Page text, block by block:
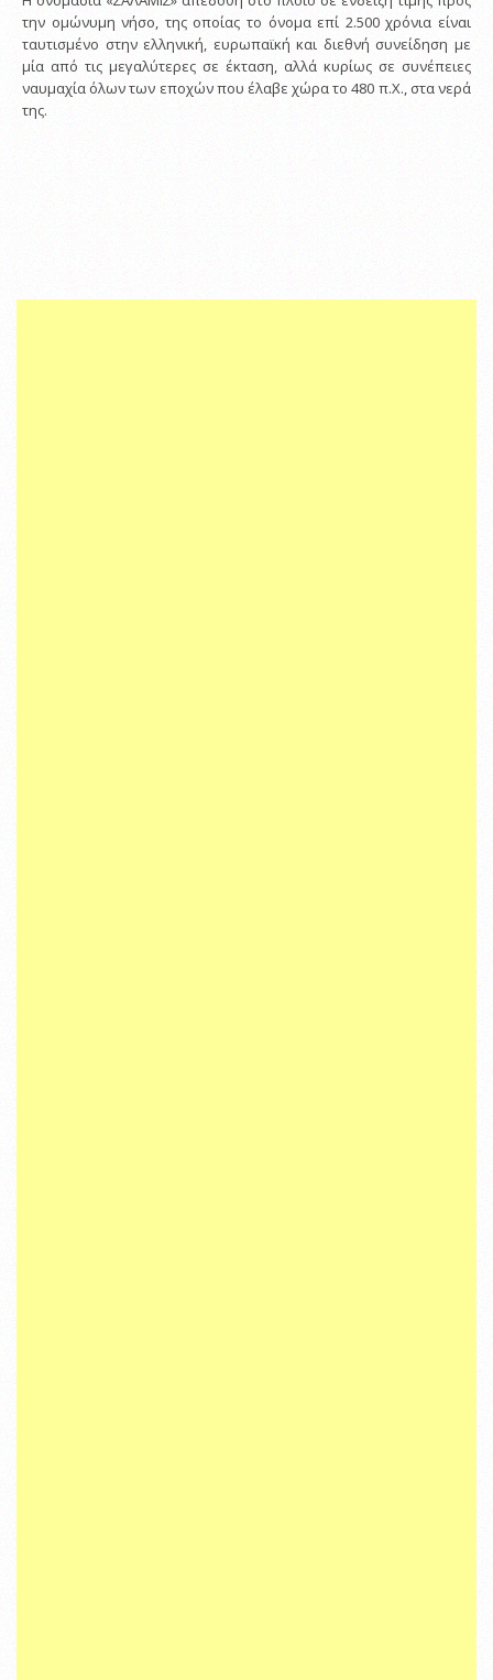
την ομώνυμη νήσο, της οποίας το όνομα επί 2.500 χρόνια είναι
ταυτισμένο στην ελληνική, ευρωπαϊκή και διεθνή συνείδηση με
μία από τις μεγαλύτερες σε έκταση, αλλά κυρίως σε συνέπειες
ναυμαχία όλων των εποχών που έλαβε χώρα το 480 π.Χ., στα νερά
της.